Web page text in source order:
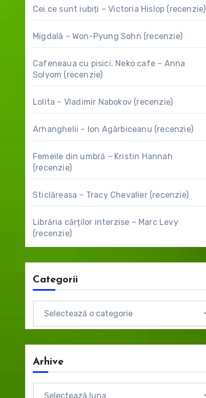
Cei ce sunt iubiți – Victoria Hislop (recenzie)
Migdală – Won-Pyung Sohn (recenzie)
Cafeneaua cu pisici. Neko cafe – Anna
Solyom (recenzie)
Lolita – Vladimir Nabokov (recenzie)
Arhanghelii – Ion Agârbiceanu (recenzie)
Femeile din umbră – Kristin Hannah
(recenzie)
Sticlăreasa – Tracy Chevalier (recenzie)
Librăria cărților interzise – Marc Levy
(recenzie)
Categorii
Arhive